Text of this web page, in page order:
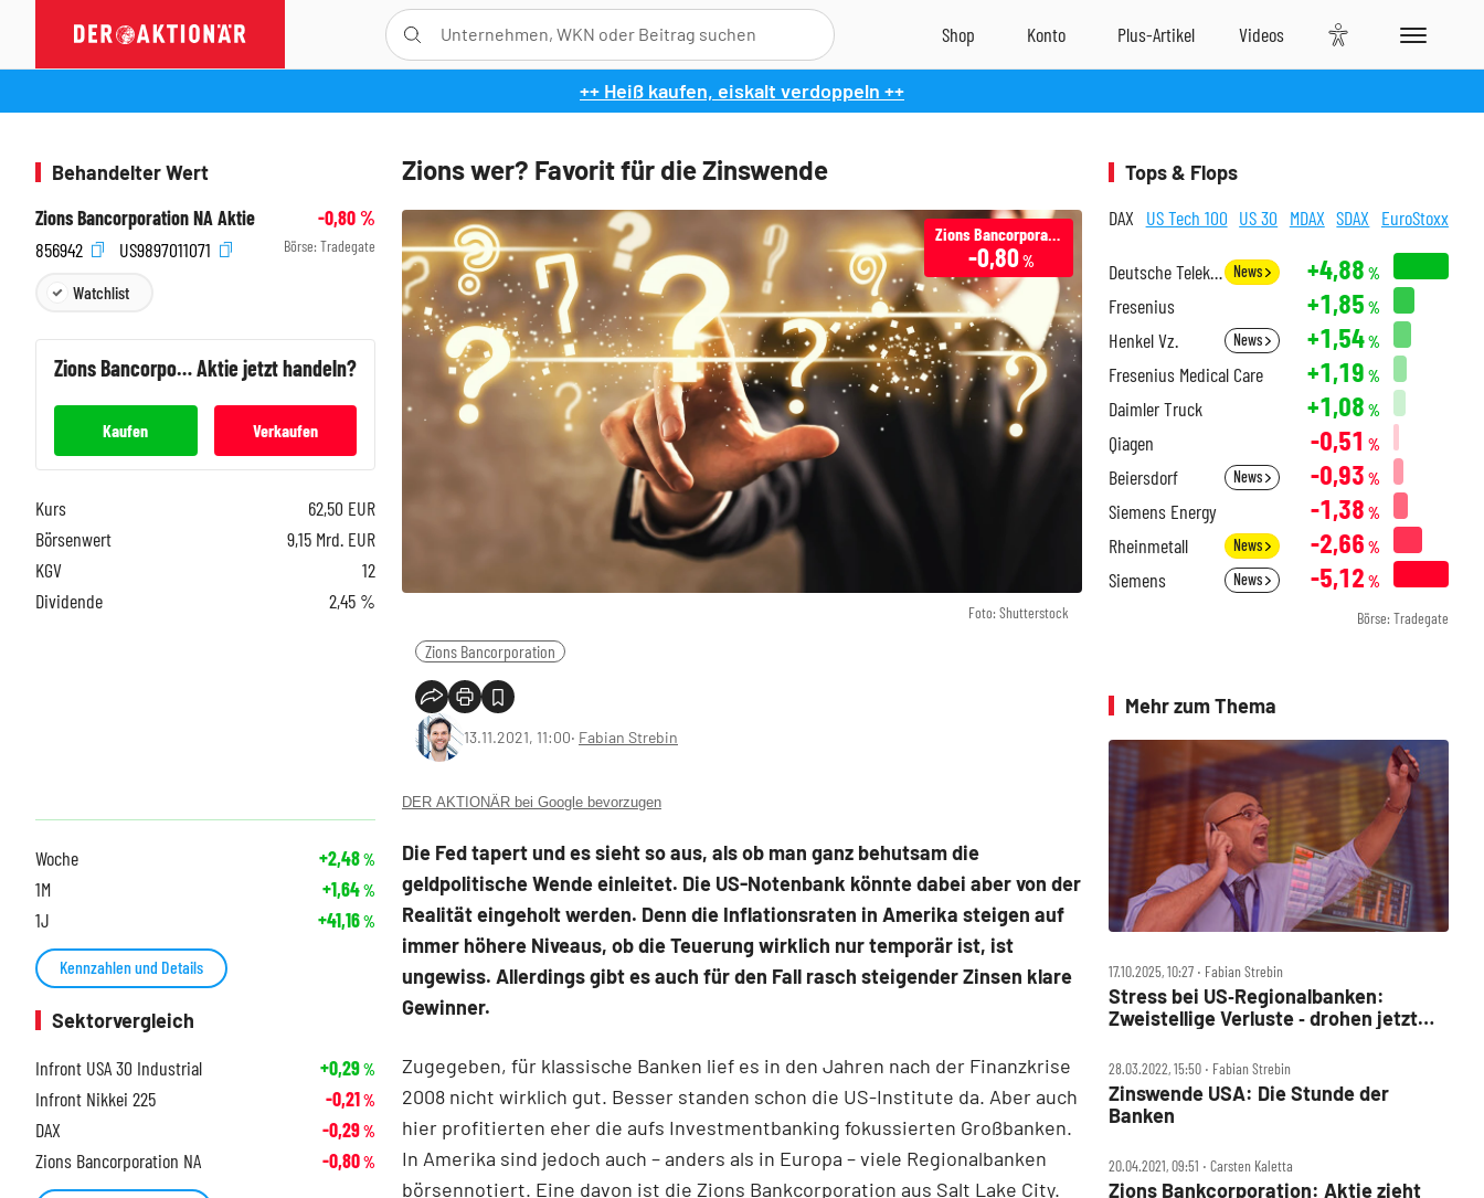
++ Heiß kaufen, eiskalt verdoppeln ++
Zions wer? Favorit für die Zinswende
Foto: Shutterstock
Zions Bancorporation NA
-0,80 %
Zions Bancorporation
13.11.2021, 11:00‧ Fabian Strebin
DER AKTIONÄR bei Google bevorzugen
Die Fed tapert und es sieht so aus, als ob man ganz behutsam die
geldpolitische Wende einleitet. Die US-Notenbank könnte dabei aber von der
Realität eingeholt werden. Denn die Inflationsraten in Amerika steigen auf
immer höhere Niveaus, ob die Teuerung wirklich nur temporär ist, ist
ungewiss. Allerdings gibt es auch für den Fall rasch steigender Zinsen klare
Gewinner.
Zugegeben, für klassische Banken lief es in den Jahren nach der Finanzkrise
2008 nicht wirklich gut. Besser standen schon die US-Institute da. Aber auch
hier profitierten eher die aufs Investmentbanking fokussierten Großbanken.
In Amerika sind jedoch auch – anders als in Europa – viele Regionalbanken
börsennotiert. Eine davon ist die Zions Bankcorporation aus Salt Lake City.
Behandelter Wert
Zions Bancorporation NA Aktie
-0,80%
856942
US9897011071 Börse: Tradegate
Watchlist
Zions Bancorporation NAAktie jetzt handeln?
Kaufen Verkaufen
Kurs 62,50 EUR
Börsenwert
9,15 Mrd. EUR
KGV
12
Dividende
2,45 %
Woche +2,48%
1M +1,64%
1J +41,16%
Kennzahlen und Details
Sektorvergleich
Infront USA 30 Industrial
+0,29%
Infront Nikkei 225 -0,21%
DAX -0,29%
Zions Bancorporation NA -0,80%
Tops & Flops
DAX US Tech 100 US 30 MDAX SDAX EuroStoxx
Deutsche Telekom News +4,88 %
Fresenius +1,85 %
Henkel Vz. News +1,54%
Fresenius Medical Care +1,19 %
Daimler Truck +1,08 %
Qiagen -0,51 %
Beiersdorf News -0,93 %
Siemens Energy -1,38 %
Rheinmetall News -2,66 %
Siemens News -5,12 %
Börse: Tradegate
Mehr zum Thema
17.10.2025, 10:27 ‧ Fabian Strebin
Stress bei US‑Regionalbanken:
Zweistellige Verluste ‑ drohen jetzt
28.03.2022, 15:50 ‧ Fabian Strebin
Zinswende USA: Die Stunde der
Banken
20.04.2021, 09:51 ‧ Carsten Kaletta
Zions Bankcorporation: Aktie zieht